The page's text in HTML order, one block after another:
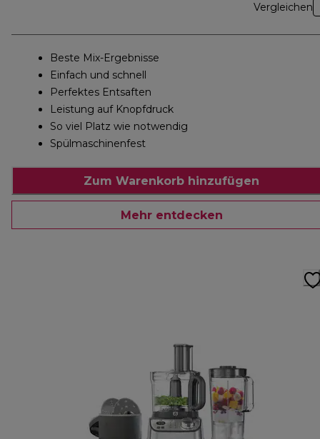
Vergleichen
Beste Mix-Ergebnisse
Einfach und schnell
Perfektes Entsaften
Leistung auf Knopfdruck
So viel Platz wie notwendig
Spülmaschinenfest
Zum Warenkorb hinzufügen
Mehr entdecken